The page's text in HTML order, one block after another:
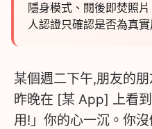
隱身模式、閱後即焚照
人認證只確認是否為真
某個週二下午,朋友的
昨晚在 [某 App] 上看
用!」你的心一沉。你